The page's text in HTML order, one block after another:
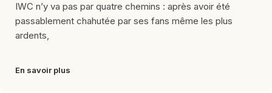
IWC n’y va pas par quatre chemins : après avoir été
passablement chahutée par ses fans même les plus
ardents,
En savoir plus